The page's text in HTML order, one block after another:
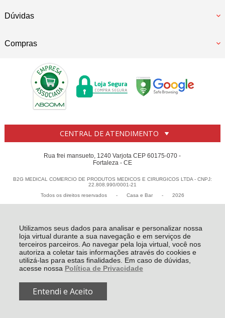
Utilizamos seus dados para analisar e personalizar nossa
loja virtual durante a sua navegação e em serviços de
terceiros parceiros. Ao navegar pela loja virtual, você nos
autoriza a coletar tais informações através do cookies e
utilizá-las para estas finalidades. Em caso de dúvidas,
acesse nossa Política de Privacidade
Entendi e Aceito
Dúvidas
Compras
CENTRAL DE ATENDIMENTO
Rua frei mansueto, 1240 Varjota CEP 60175-070 -
Fortaleza - CE
B2G MEDICAL COMERCIO DE PRODUTOS MEDICOS E CIRURGICOS LTDA - CNPJ:
22.808.990/0001-21
Todos os direitos reservados
- Casa e Bar - 2026
R$ 14,18